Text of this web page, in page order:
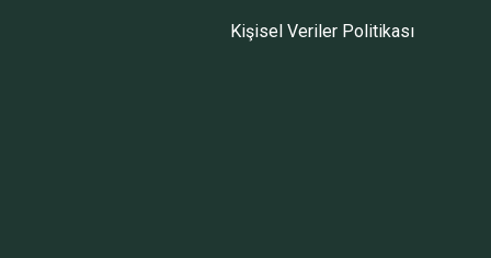
Kişisel Veriler Politikası